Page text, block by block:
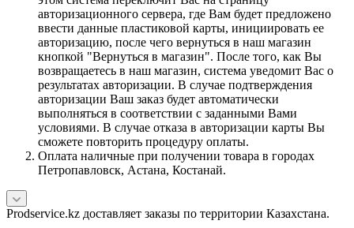
авторизационного сервера, где Вам будет предложено
ввести данные пластиковой карты, инициировать ее
авторизацию, после чего вернуться в наш магазин
кнопкой "Вернуться в магазин". После того, как Вы
возвращаетесь в наш магазин, система уведомит Вас о
результатах авторизации. В случае подтверждения
авторизации Ваш заказ будет автоматически
выполняться в соответствии с заданными Вами
условиями. В случае отказа в авторизации карты Вы
сможете повторить процедуру оплаты.
Оплата наличные при получении товара в городах
Петропавловск, Астана, Костанай.
Prodservice.kz доставляет заказы по территории Казахстана.